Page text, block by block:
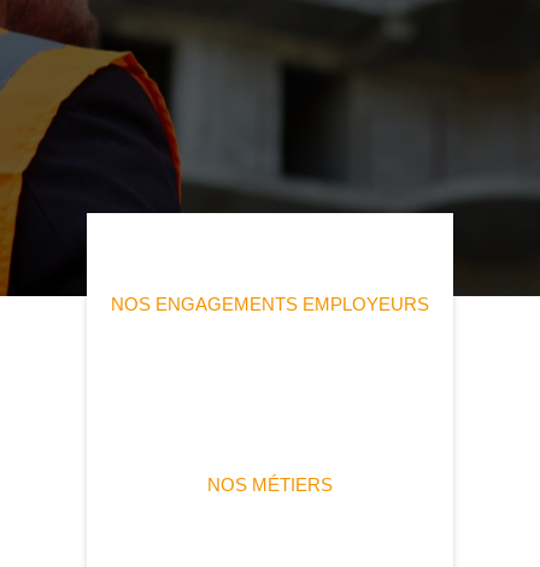
NOS ENGAGEMENTS EMPLOYEURS
NOS MÉTIERS